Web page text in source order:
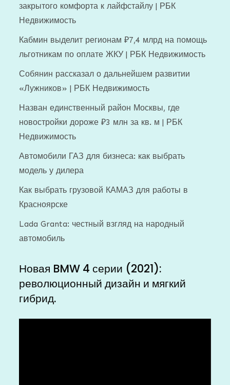
закрытого комфорта к лайфстайлу | РБК
Недвижимость
Кабмин выделит регионам ₽7,4 млрд на помощь
льготникам по оплате ЖКУ | РБК Недвижимость
Собянин рассказал о дальнейшем развитии
«Лужников» | РБК Недвижимость
Назван единственный район Москвы, где
новостройки дороже ₽3 млн за кв. м | РБК
Недвижимость
Автомобили ГАЗ для бизнеса: как выбрать
модель у дилера
Как выбрать грузовой КАМАЗ для работы в
Красноярске
Lada Granta: честный взгляд на народный
автомобиль
Новая BMW 4 серии (2021):
революционный дизайн и мягкий
гибрид.